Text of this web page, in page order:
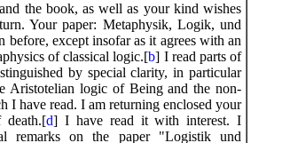
the book, as well as your kind wishes
Your paper: Metaphysik, Logik, und
before, except insofar as it agrees with an
of classical logic.[b] I read parts of
by special clarity, in particular
Aristotelian logic of Being and the non-
I have read. I am returning enclosed your
death.[d] I have read it with interest. I
remarks on the paper "Logistik und